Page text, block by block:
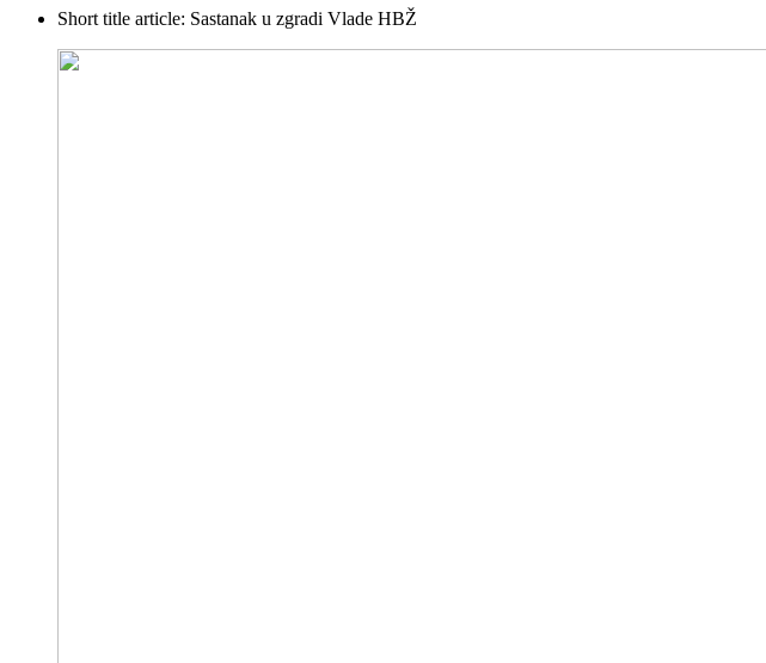
Short title article: Sastanak u zgradi Vlade HBŽ